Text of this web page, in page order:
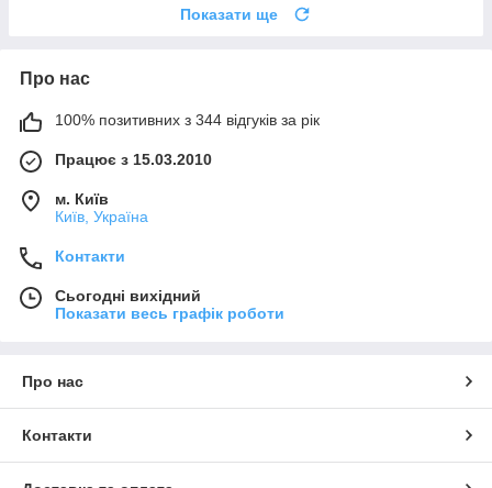
Показати ще
Про нас
100% позитивних з 344 відгуків за рік
Працює з 15.03.2010
м. Київ
Київ, Україна
Контакти
Сьогодні вихідний
Показати весь графік роботи
Про нас
Контакти